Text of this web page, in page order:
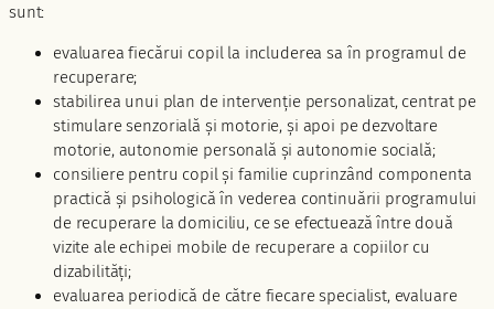
sunt:
evaluarea fiecărui copil la includerea sa în programul de
recuperare;
stabilirea unui plan de intervenție personalizat, centrat pe
stimulare senzorială și motorie, și apoi pe dezvoltare
motorie, autonomie personală și autonomie socială;
consiliere pentru copil și familie cuprinzând componenta
practică și psihologică în vederea continuării programului
de recuperare la domiciliu, ce se efectuează între două
vizite ale echipei mobile de recuperare a copiilor cu
dizabilități;
evaluarea periodică de către fiecare specialist, evaluare